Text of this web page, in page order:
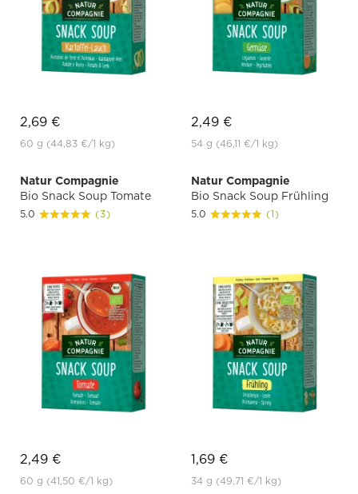
2,69 €
60 g (44,83 €/1 kg)
2,49 €
54 g (46,11 €/1 kg)
Natur Compagnie
Bio Snack Soup Tomate
5.0 (3)
2,49 €
60 g (41,50 €/1 kg)
Natur Compagnie
Bio Snack Soup Frühling
5.0 (1)
1,69 €
34 g (49,71 €/1 kg)